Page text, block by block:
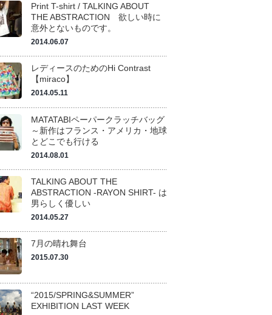
Print T-shirt / TALKING ABOUT
THE ABSTRACTION 欲しい時に
意外とないものです。
2014.06.07
レディースのためのHi Contrast
【miraco】
2014.05.11
MATATABIペーパークラッチバッグ
～新作はフランス・アメリカ・地球
とどこでも行ける
2014.08.01
TALKING ABOUT THE
ABSTRACTION -RAYON SHIRT- は
男らしく優しい
2014.05.27
7月の晴れ舞台
2015.07.30
“2015/SPRING&SUMMER”
EXHIBITION LAST WEEK